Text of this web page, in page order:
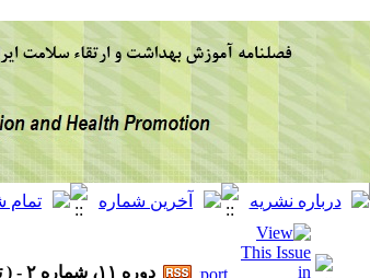
دوره ۱۱، شماره ۲ - ( تابستان ۱۴۰۲ )